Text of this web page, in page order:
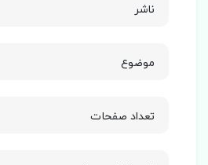
ناشر
موضوع
تعداد صفحات